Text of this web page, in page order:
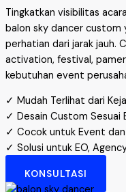
Tingkatkan visibilitas
balon sky dancer custom
perhatian dari jarak jauh.
activation, festival,
kebutuhan event
✓ Mudah Terlihat dari
✓ Desain Custom Sesuai
✓ Cocok untuk Event
✓ Solusi untuk EO,
KONSULTASI